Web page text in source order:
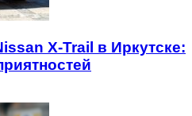
X-Trail в Иркутске: